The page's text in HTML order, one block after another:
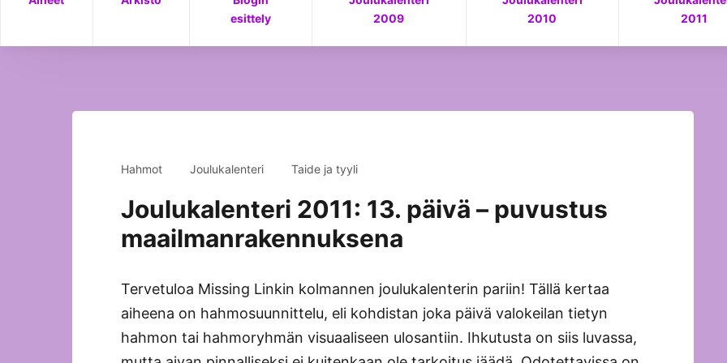
esittely
2009
2010
2011
Hahmot Joulukalenteri Taide ja tyyli
Joulukalenteri 2011: 13. päivä – puvustus
maailmanrakennuksena
Tervetuloa Missing Linkin kolmannen joulukalenterin pariin! Tällä kertaa
aiheena on hahmosuunnittelu, eli kohdistan joka päivä valokeilan tietyn
hahmon tai hahmoryhmän visuaaliseen ulosantiin. Ihkutusta on siis luvassa,